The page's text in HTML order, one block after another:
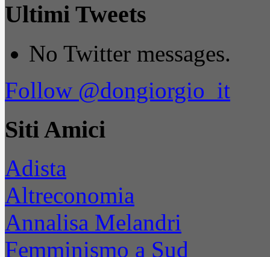
Ultimi Tweets
No Twitter messages.
Follow @dongiorgio_it
Siti Amici
Adista
Altreconomia
Annalisa Melandri
Femminismo a Sud